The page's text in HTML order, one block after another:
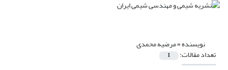
نویسنده =مرضیه محمدی
تعداد مقالات: 1